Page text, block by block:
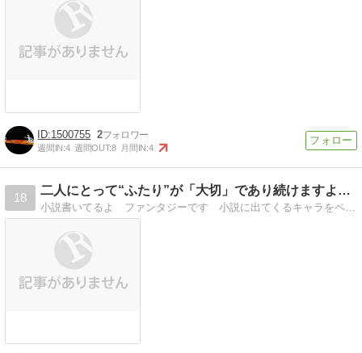
1500755 2
週間IN:4 週間OUT:8 月間IN:4
18
二人にとって“ふたり”が「大切」であり続けますように
小説書いてるよ ファンタジーです 小説に出てくるキャラをペンタブで書いてます！